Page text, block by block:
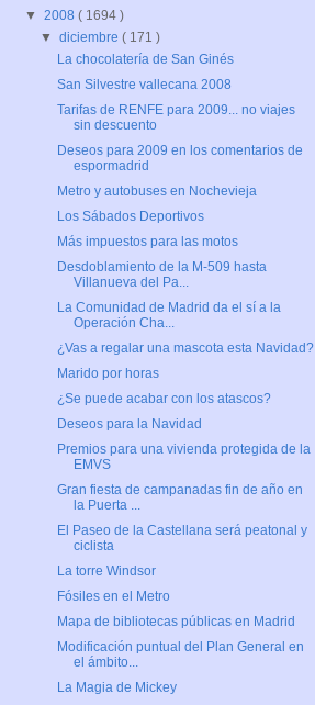
▼ 2008 ( 1694 )
▼diciembre( 171 )
La chocolatería de San Ginés
San Silvestre vallecana 2008
Tarifas de RENFE para 2009... no viajes
sin descuento
Deseos para 2009 en los comentarios de
espormadrid
Metro y autobuses en Nochevieja
Los Sábados Deportivos
Más impuestos para las motos
Desdoblamiento de la M-509 hasta
Villanueva del Pa...
La Comunidad de Madrid da el sí a la
Operación Cha...
¿Vas a regalar una mascota esta Navidad?
Marido por horas
¿Se puede acabar con los atascos?
Deseos para la Navidad
Premios para una vivienda protegida de la
EMVS
Gran fiesta de campanadas fin de año en
la Puerta ...
El Paseo de la Castellana será peatonal y
ciclista
La torre Windsor
Fósiles en el Metro
Mapa de bibliotecas públicas en Madrid
Modificación puntual del Plan General en
el ámbito...
La Magia de Mickey